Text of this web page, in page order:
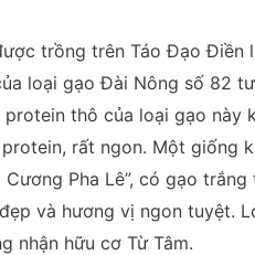
trồng trên Táo Đạo Điền
loại gạo Đài Nông số 82
protein thô của loại gạo này
rất ngon. Một giống
Cương Pha Lê”, có gạo
và hương vị ngon tuyệt.
nhận hữu cơ Từ Tâm.